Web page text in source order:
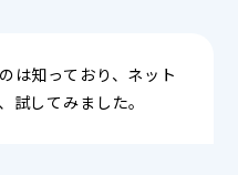
は知っており、ネット
試してみました。